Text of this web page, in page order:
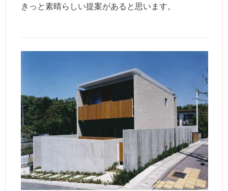
きっと素晴らしい提案があると思います。